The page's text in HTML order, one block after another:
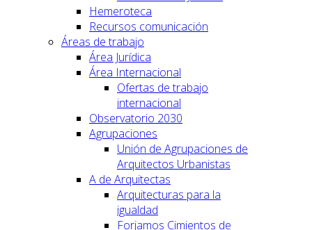
Hemeroteca
Recursos comunicación
Áreas de trabajo
Área Jurídica
Área Internacional
Ofertas de trabajo
internacional
Observatorio 2030
Agrupaciones
Unión de Agrupaciones de
Arquitectos Urbanistas
A de Arquitectas
Arquitecturas para la
igualdad
Forjamos Cimientos de